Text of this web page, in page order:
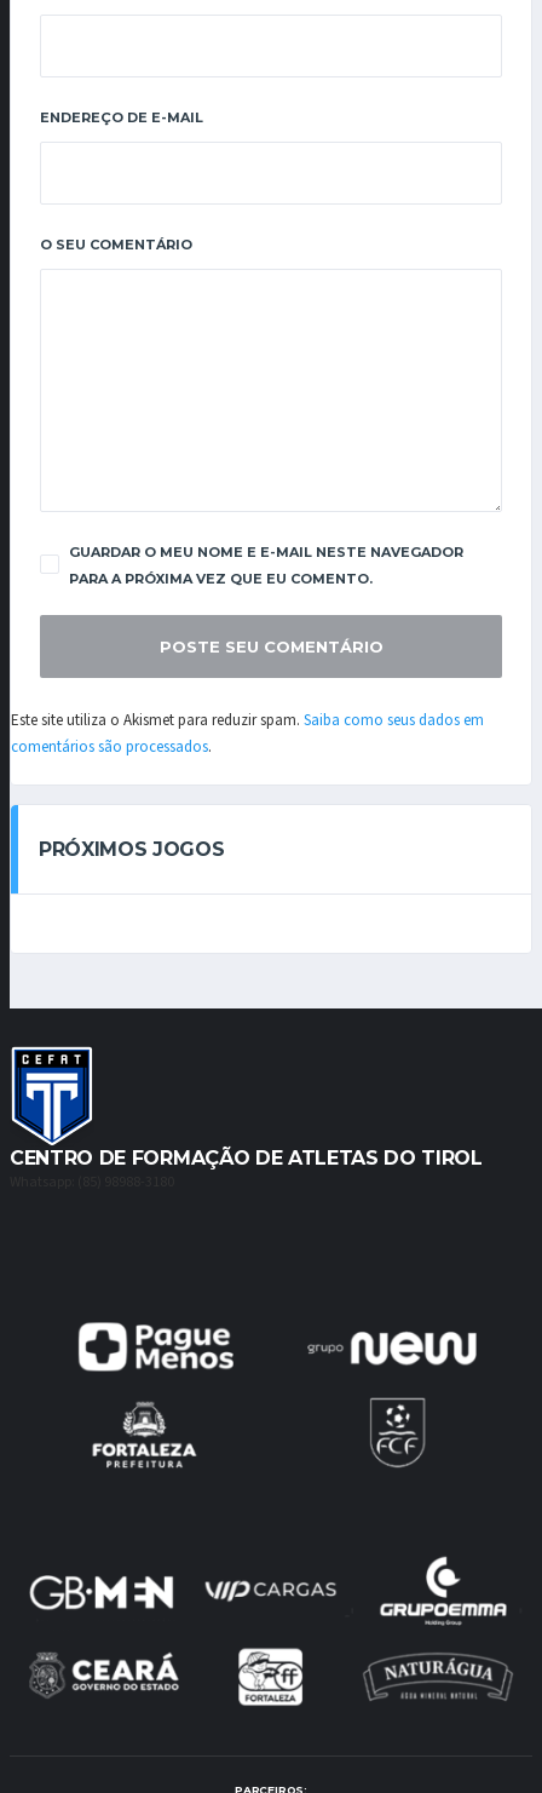
ENDEREÇO DE E-MAIL
O SEU COMENTÁRIO
GUARDAR O MEU NOME E E-MAIL NESTE NAVEGADOR
PARA A PRÓXIMA VEZ QUE EU COMENTO.
Este site utiliza o Akismet para reduzir spam. Saiba como seus dados em
comentários são processados.
PRÓXIMOS JOGOS
CENTRO DE FORMAÇÃO DE ATLETAS DO TIROL